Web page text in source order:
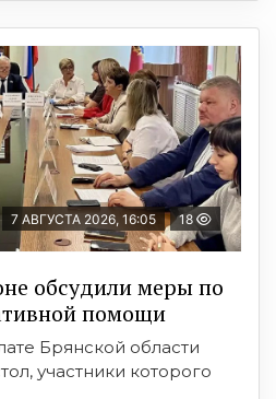
7 АВГУСТА 2026, 16:05 18
обсудили меры по
помощи
Брянской области
участники которого